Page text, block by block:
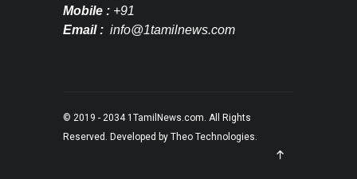
Mobile : +91
Email : info@1tamilnews.com
© 2019 - 2034 1TamilNews.com. All Rights
Reserved. Developed by Theo Technologies.